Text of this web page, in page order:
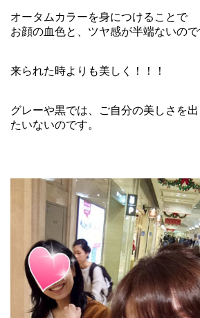
オータムカラーを身につけることで
お顔の血色と、ツヤ感が半端ないので
来られた時よりも美しく！！！
グレーや黒では、ご自分の美しさを
たいないのです。